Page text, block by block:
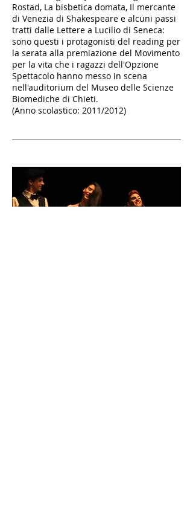
Rostad, La bisbetica domata, Il mercante
di Venezia di Shakespeare e alcuni passi
tratti dalle Lettere a Lucilio di Seneca:
sono questi i protagonisti del reading per
la serata alla premiazione del Movimento
per la vita che i ragazzi dell'Opzione
Spettacolo hanno messo in scena
nell'auditorium del Museo delle Scienze
Biomediche di Chieti.
(Anno scolastico: 2011/2012)